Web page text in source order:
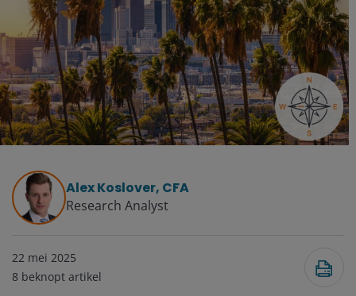
Alex Koslover, CFA
Research Analyst
22 mei 2025
8 beknopt artikel